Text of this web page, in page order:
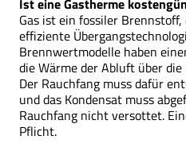
Ist eine Gastherme
Gas ist ein fossiler
effiziente
Brennwertmodelle haben
die Wärme der Abluft über
Der Rauchfang muss dafür
und das Kondensat muss
Rauchfang nicht versottet.
Pflicht.